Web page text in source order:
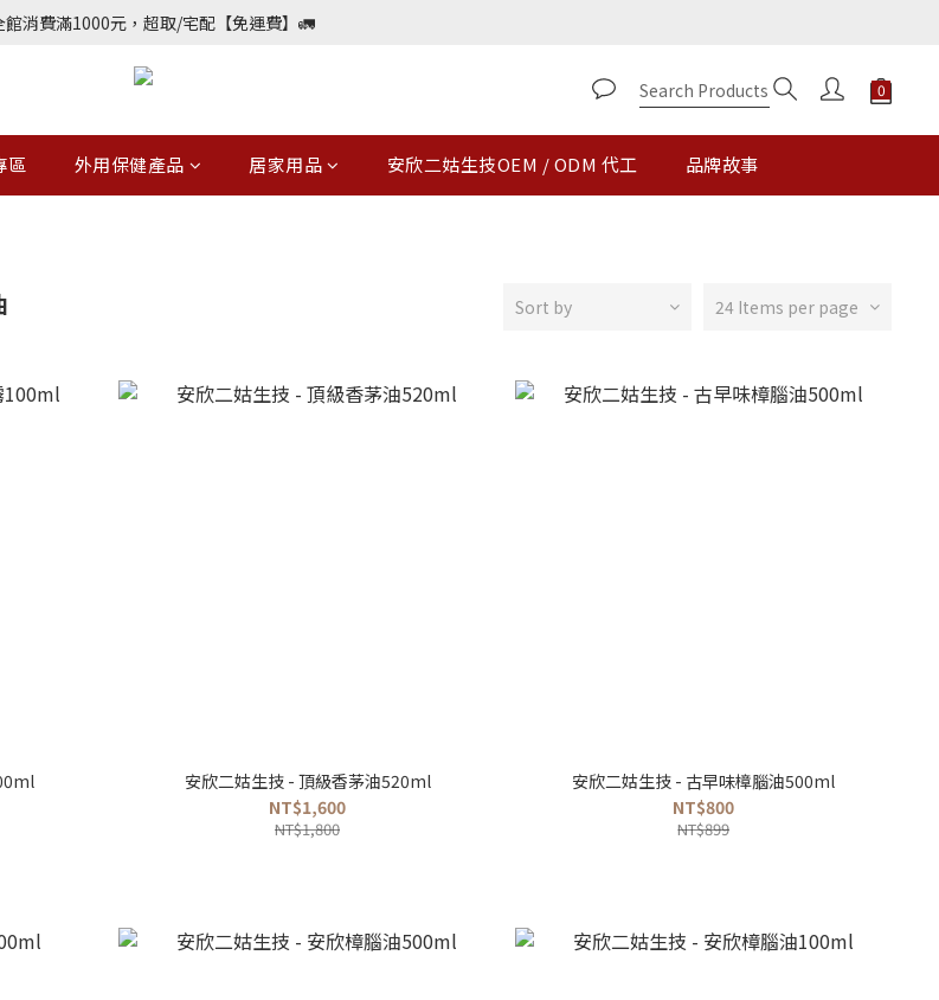
送購物金$150，勾選優惠通知不定期會員專屬好康
館消費滿1000元，超取/宅配【免運費】🚛
送購物金$150，勾選優惠通知不定期會員專屬好康
區 外用保健產品 居家用品 安欣二姑生技OEM / ODM 代工 品牌故事
Sort by 24 Items per page
安欣二姑生技 - 頂級香茅油520ml
NT$1,600
NT$1,800
安欣二姑生技 - 古早味樟腦油500ml
NT$800
NT$899